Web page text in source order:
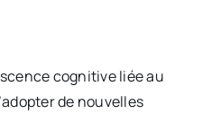
cognitive liée au
de nouvelles